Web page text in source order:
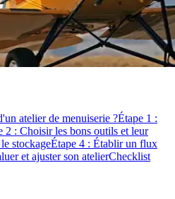
atelier de menuiserie ?Étape 1 :
2 : Choisir les bons outils et leur
stockageÉtape 4 : Établir un flux
et ajuster son atelierChecklist